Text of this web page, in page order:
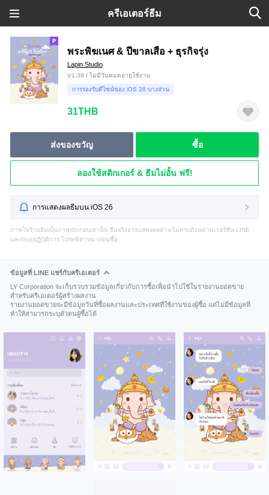
ครีเอเตอร์ธีม
พระพิฆเนศ & ปีขาลเสือ + ธุรกิจรุ่ง
Lapin Studio
V1.39 / ไม่มีวันหมดอายุใช้งาน
การรองรับดีไซน์ของ iOS 26 บางส่วน
31THB
ส่งของขวัญ ซื้อ
ลองใช้สติกเกอร์ & ธีมไม่อั้น ฟรี!
การแสดงผลธีมบน iOS 26
ภาพในร้านธีมเป็นภาพประกอบเท่านั้น ธีมจริงอาจแสดงผลต่าง/ไม่ครบถ้วนตามเวอร์ชัน LINE
และระบบปฏิบัติการ โปรดพิจารณาก่อนซื้อ
ข้อมูลที่ LINE แชร์กับครีเอเตอร์
LY Corporation จะเก็บรวบรวมข้อมูลเกี่ยวกับการซื้อเพื่อนำไปใช้ในรายงานยอดขาย
สำหรับครีเอเตอร์ผู้สร้างผลงาน
รายงานยอดขายจะมีข้อมูลวันที่ซื้อผลงานและประเทศที่ใช้งานของผู้ซื้อ แต่ไม่มีข้อมูลที่
ทำให้สามารถระบุตัวตนผู้ซื้อได้